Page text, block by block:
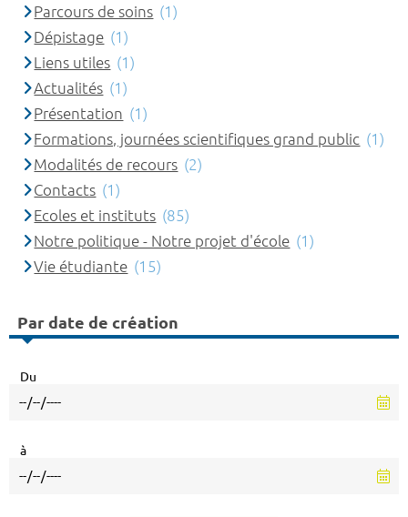
Parcours de soins (1)
Dépistage (1)
Liens utiles (1)
Actualités (1)
Présentation (1)
Formations, journées scientifiques grand public (1)
Modalités de recours (2)
Contacts (1)
Ecoles et instituts (85)
Notre politique - Notre projet d'école (1)
Vie étudiante (15)
Par date de création
Du
à